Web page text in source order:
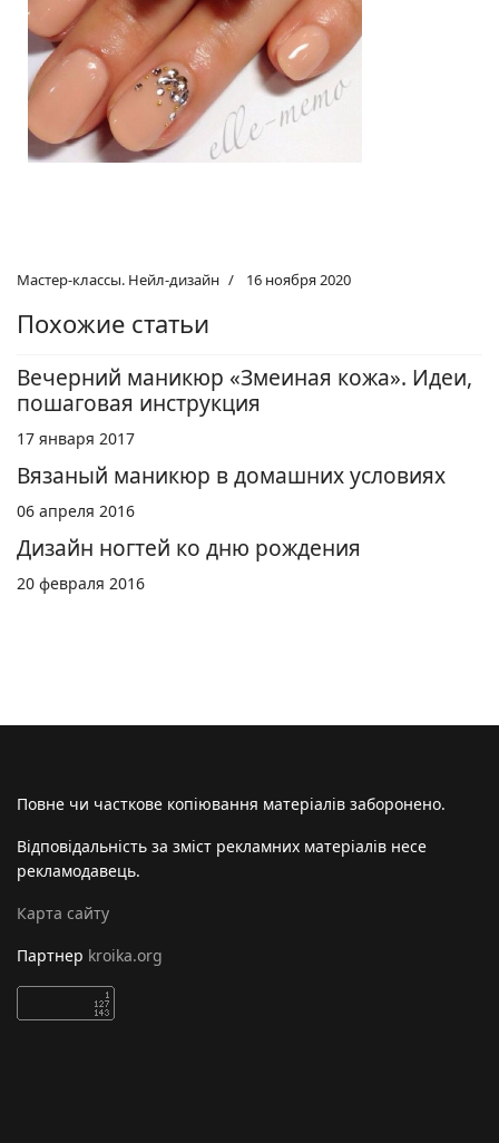
Мастер-классы. Нейл-дизайн 16 ноября 2020
Похожие статьи
Вечерний маникюр «Змеиная кожа». Идеи,
пошаговая инструкция
17 января 2017
Вязаный маникюр в домашних условиях
06 апреля 2016
Дизайн ногтей ко дню рождения
20 февраля 2016
Повне чи часткове копіювання матеріалів заборонено.
Відповідальність за зміст рекламних матеріалів несе
рекламодавець.
Карта сайту
Партнер kroika.org